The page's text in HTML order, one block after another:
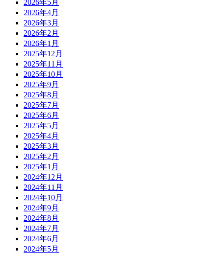
2026年5月
2026年4月
2026年3月
2026年2月
2026年1月
2025年12月
2025年11月
2025年10月
2025年9月
2025年8月
2025年7月
2025年6月
2025年5月
2025年4月
2025年3月
2025年2月
2025年1月
2024年12月
2024年11月
2024年10月
2024年9月
2024年8月
2024年7月
2024年6月
2024年5月